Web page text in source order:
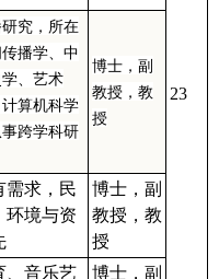
23
究，所在
播学、中
、艺术
算机科学
跨学科研
博士，副
教授，教
授
需求，民
环境与资
博士，副
教授，教
授
、音乐艺
博士，副